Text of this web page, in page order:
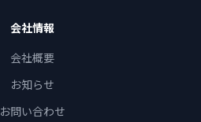
会社情報
会社概要
お知らせ
お問い合わせ